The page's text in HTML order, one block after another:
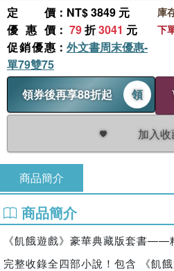
定價 ：NT$ 3849 元
優惠價 ： 79折3041 元
促銷優惠 ： 外文書周末優惠-
單79雙75
領券後再享88折起
領
加入
庫
下
商品簡介
商品簡介
《飢餓遊戲》豪華典藏版套書——
完整收錄全四部小說！包含 《飢